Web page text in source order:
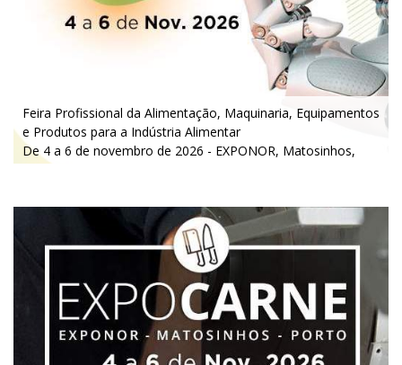
Feira Profissional da Alimentação, Maquinaria, Equipamentos
e Produtos para a Indústria Alimentar
De 4 a 6 de novembro de 2026 - EXPONOR, Matosinhos,
Porto